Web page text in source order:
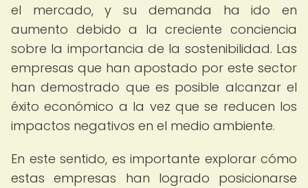
el mercado, y su demanda ha ido en
aumento debido a la creciente conciencia
sobre la importancia de la sostenibilidad. Las
empresas que han apostado por este sector
han demostrado que es posible alcanzar el
éxito económico a la vez que se reducen los
impactos negativos en el medio ambiente.
En este sentido, es importante explorar cómo
estas empresas han logrado posicionarse